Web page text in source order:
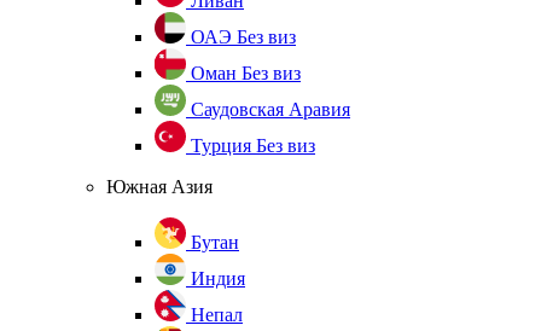
ОАЭ Без виз
Оман Без виз
Саудовская Аравия
Турция Без виз
Южная Азия
Бутан
Индия
Непал